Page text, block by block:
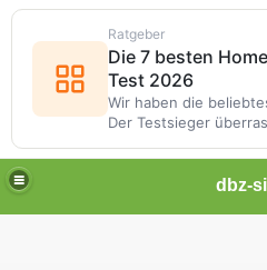
dbz-
Ratgeber
Die 7 besten
Test 2026
Wir haben die
Der Testsieger